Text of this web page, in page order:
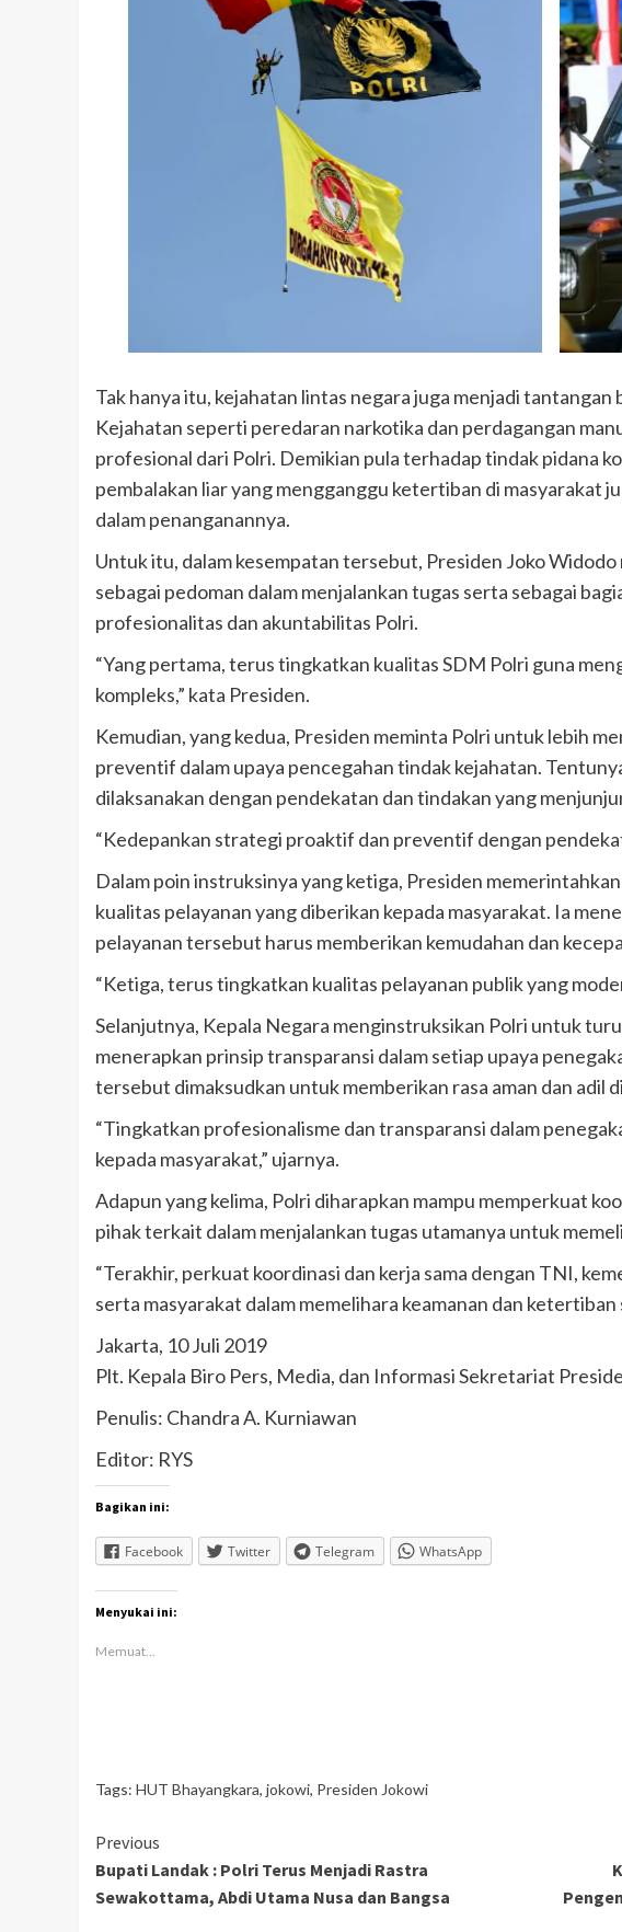
Tak hanya itu, kejahatan lintas negara juga menjadi tantangan
Kejahatan seperti peredaran narkotika dan perdagangan
profesional dari Polri. Demikian pula terhadap tindak pidana
pembalakan liar yang mengganggu ketertiban di masyarakat
dalam penanganannya.
Untuk itu, dalam kesempatan tersebut, Presiden Joko
sebagai pedoman dalam menjalankan tugas serta sebagai
profesionalitas dan akuntabilitas Polri.
“Yang pertama, terus tingkatkan kualitas SDM Polri guna
kompleks,” kata Presiden.
Kemudian, yang kedua, Presiden meminta Polri untuk lebih
preventif dalam upaya pencegahan tindak kejahatan.
dilaksanakan dengan pendekatan dan tindakan yang
“Kedepankan strategi proaktif dan preventif dengan
Dalam poin instruksinya yang ketiga, Presiden
kualitas pelayanan yang diberikan kepada masyarakat. Ia
pelayanan tersebut harus memberikan kemudahan dan
“Ketiga, terus tingkatkan kualitas pelayanan publik yang
Selanjutnya, Kepala Negara menginstruksikan Polri untuk
menerapkan prinsip transparansi dalam setiap upaya
tersebut dimaksudkan untuk memberikan rasa aman dan adil
“Tingkatkan profesionalisme dan transparansi dalam
kepada masyarakat,” ujarnya.
Adapun yang kelima, Polri diharapkan mampu memperkuat
pihak terkait dalam menjalankan tugas utamanya untuk
“Terakhir, perkuat koordinasi dan kerja sama dengan TNI,
serta masyarakat dalam memelihara keamanan dan ketertiban
Jakarta, 10 Juli 2019
Plt. Kepala Biro Pers, Media, dan Informasi Sekretariat
Penulis: Chandra A. Kurniawan
Editor: RYS
Bagikan ini:
Facebook Twitter Telegram WhatsApp
Menyukai ini:
Memuat...
Tags: HUT Bhayangkara, jokowi, Presiden Jokowi
Continue
Reading
Previous
Bupati Landak : Polri Terus Menjadi Rastra
Sewakottama, Abdi Utama Nusa dan Bangsa